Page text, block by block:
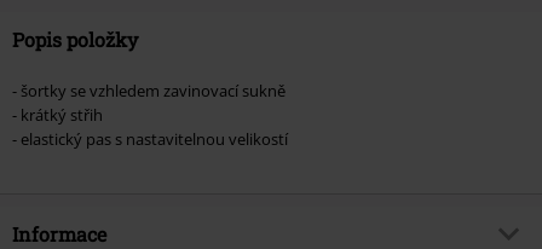
Popis položky
- šortky se vzhledem zavinovací sukně
- krátký střih
- elastický pas s nastavitelnou velikostí
Informace